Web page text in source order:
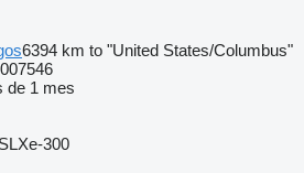
6394 km to "United States/Columbus"
007546
de 1 mes
300